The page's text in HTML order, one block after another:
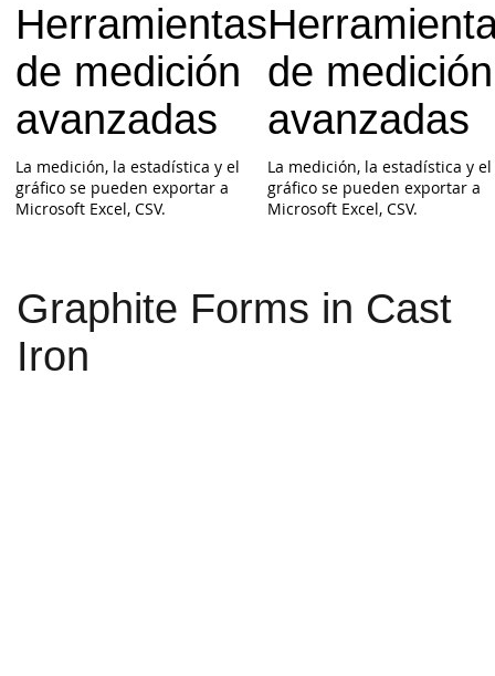
Herramientas
de medición
avanzadas
La medición, la estadística y el
gráfico se pueden exportar a
Microsoft Excel, CSV.
de medición
avanzadas
La medición, la estadística y el
gráfico se pueden exportar a
Microsoft Excel, CSV.
Graphite Forms in Cast
Iron